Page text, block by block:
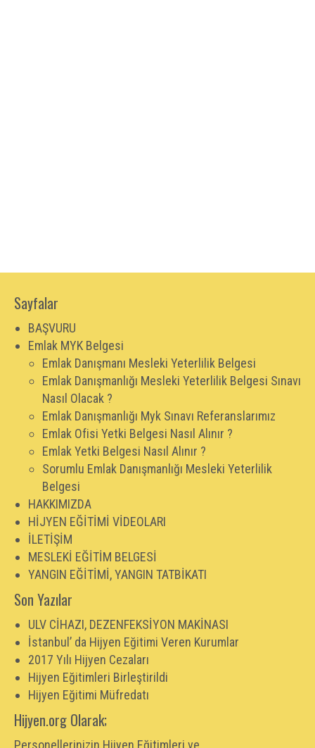
Sayfalar
BAŞVURU
Emlak MYK Belgesi
Emlak Danışmanı Mesleki Yeterlilik Belgesi
Emlak Danışmanlığı Mesleki Yeterlilik Belgesi Sınavı
Nasıl Olacak ?
Emlak Danışmanlığı Myk Sınavı Referanslarımız
Emlak Ofisi Yetki Belgesi Nasıl Alınır ?
Emlak Yetki Belgesi Nasıl Alınır ?
Sorumlu Emlak Danışmanlığı Mesleki Yeterlilik
Belgesi
HAKKIMIZDA
HİJYEN EĞİTİMİ VİDEOLARI
İLETİŞİM
MESLEKİ EĞİTİM BELGESİ
YANGIN EĞİTİMİ, YANGIN TATBİKATI
Son Yazılar
ULV CİHAZI, DEZENFEKSİYON MAKİNASI
İstanbul’ da Hijyen Eğitimi Veren Kurumlar
2017 Yılı Hijyen Cezaları
Hijyen Eğitimleri Birleştirildi
Hijyen Eğitimi Müfredatı
Hijyen.org Olarak;
Personellerinizin Hijyen Eğitimleri ve